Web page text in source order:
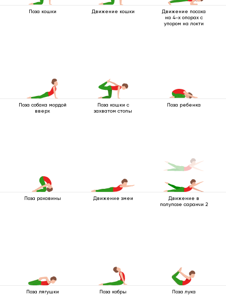
Поза кошки Движение кошки
Движение посоха
на 4-х опорах с
упором на локти
Поза собака мордой
вверх
Поза кошки с
захватом стопы
Поза ребенка
Поза раковины Движение змеи
Движение в
полупозе саранчи 2
Поза лягушки Поза кобры Поза лука